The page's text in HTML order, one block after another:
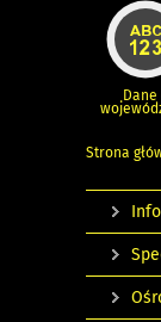
Dane
Strona